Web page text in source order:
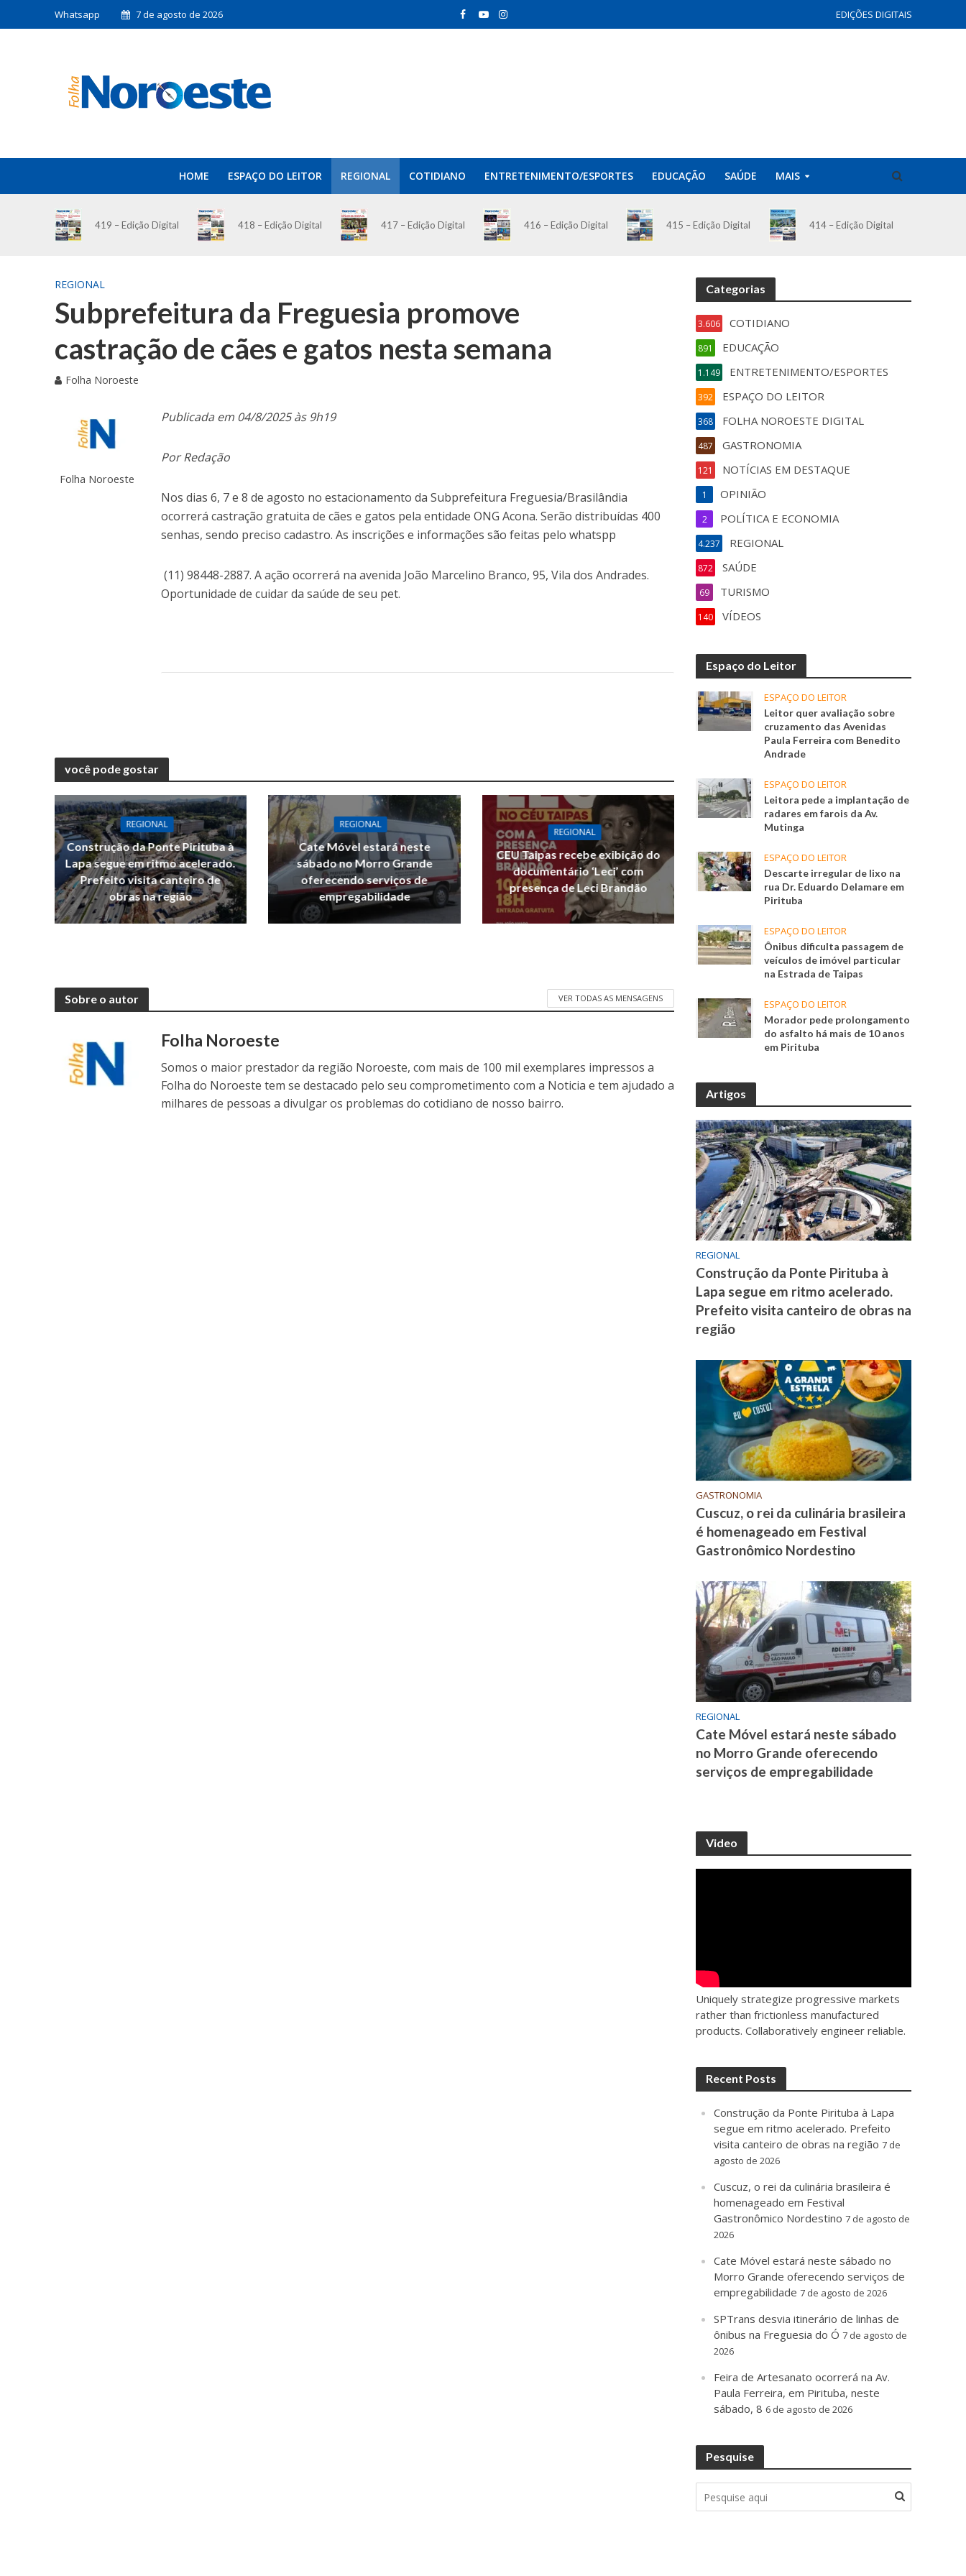
Whatsapp 7 de agosto de 2026 EDIÇÕES DIGITAIS
HOME ESPAÇO DO LEITOR REGIONAL COTIDIANO ENTRETENIMENTO/ESPORTES EDUCAÇÃO SAÚDE MAIS
419 – Edição Digital 418 – Edição Digital 417 – Edição Digital 416 – Edição Digital 415 – Edição Digital 414 – Edição Digital
REGIONAL
Subprefeitura da Freguesia promove
castração de cães e gatos nesta semana
Folha Noroeste
Folha Noroeste
Publicada em 04/8/2025 às 9h19
Por Redação
Nos dias 6, 7 e 8 de agosto no estacionamento da Subprefeitura Freguesia/Brasilândia
ocorrerá castração gratuita de cães e gatos pela entidade ONG Acona. Serão distribuídas 400
senhas, sendo preciso cadastro. As inscrições e informações são feitas pelo whatspp
(11) 98448-2887. A ação ocorrerá na avenida João Marcelino Branco, 95, Vila dos Andrades.
Oportunidade de cuidar da saúde de seu pet.
você pode gostar
REGIONAL
Construção da Ponte Pirituba à
Lapa segue em ritmo acelerado.
Prefeito visita canteiro de
obras na região
REGIONAL
Cate Móvel estará neste
sábado no Morro Grande
oferecendo serviços de
empregabilidade
REGIONAL
CEU Taipas recebe exibição do
documentário ‘Leci’ com
presença de Leci Brandão
Sobre o autor VER TODAS AS MENSAGENS
Folha Noroeste
Somos o maior prestador da região Noroeste, com mais de 100 mil exemplares impressos a
Folha do Noroeste tem se destacado pelo seu comprometimento com a Noticia e tem ajudado a
milhares de pessoas a divulgar os problemas do cotidiano de nosso bairro.
Categorias
COTIDIANO
3.606
EDUCAÇÃO
891
ENTRETENIMENTO/ESPORTES
1.149
ESPAÇO DO LEITOR
392
FOLHA NOROESTE DIGITAL
368
GASTRONOMIA
487
NOTÍCIAS EM DESTAQUE
121
OPINIÃO
1
POLÍTICA E ECONOMIA
2
REGIONAL
4.237
SAÚDE
872
TURISMO
69
VÍDEOS
140
Espaço do Leitor
ESPAÇO DO LEITOR
Leitor quer avaliação sobre
cruzamento das Avenidas
Paula Ferreira com Benedito
Andrade
ESPAÇO DO LEITOR
Leitora pede a implantação de
radares em farois da Av.
Mutinga
ESPAÇO DO LEITOR
Descarte irregular de lixo na
rua Dr. Eduardo Delamare em
Pirituba
ESPAÇO DO LEITOR
Ônibus dificulta passagem de
veículos de imóvel particular
na Estrada de Taipas
ESPAÇO DO LEITOR
Morador pede prolongamento
do asfalto há mais de 10 anos
em Pirituba
Artigos
REGIONAL
Construção da Ponte Pirituba à
Lapa segue em ritmo acelerado.
Prefeito visita canteiro de obras na
região
GASTRONOMIA
Cuscuz, o rei da culinária brasileira
é homenageado em Festival
Gastronômico Nordestino
REGIONAL
Cate Móvel estará neste sábado
no Morro Grande oferecendo
serviços de empregabilidade
Video
Uniquely strategize progressive markets
rather than frictionless manufactured
products. Collaboratively engineer reliable.
Recent Posts
Construção da Ponte Pirituba à Lapa
segue em ritmo acelerado. Prefeito
visita canteiro de obras na região 7 de
agosto de 2026
Cuscuz, o rei da culinária brasileira é
homenageado em Festival
Gastronômico Nordestino 7 de agosto de
2026
Cate Móvel estará neste sábado no
Morro Grande oferecendo serviços de
empregabilidade 7 de agosto de 2026
SPTrans desvia itinerário de linhas de
ônibus na Freguesia do Ó 7 de agosto de
2026
Feira de Artesanato ocorrerá na Av.
Paula Ferreira, em Pirituba, neste
sábado, 8 6 de agosto de 2026
Pesquise